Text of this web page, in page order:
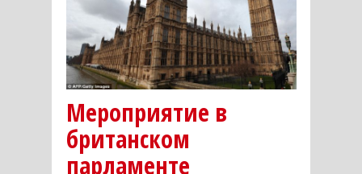
Мероприятие в
британском
парламенте